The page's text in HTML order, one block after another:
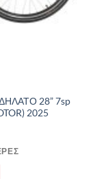
28” 7sp
2025